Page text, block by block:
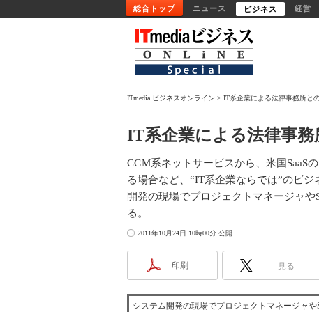
総合トップ ニュース ビジネス 経営
ITmedia ビジネスオンライン IT系企業による法律事務所と
IT系企業による法律事
CGM系ネットサービスから、米国SaaS
る場合など、“IT系企業ならでは”のビ
開発の現場でプロジェクトマネージャ
る。
2011年10月24日 10時00分 公開
印刷 見る
システム開発の現場でプロジェクトマネージャ